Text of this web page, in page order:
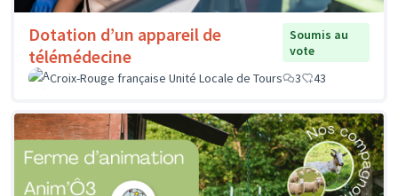
Dotation d’un appareil de
télémédecine
Soumis au
vote
Croix-Rouge française Unité Locale de Tours
3 43